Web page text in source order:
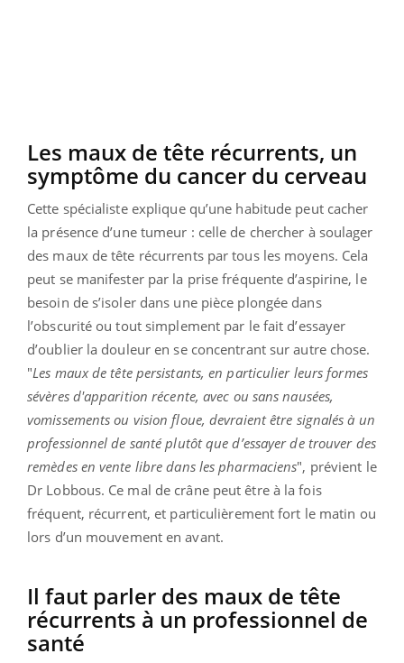
Les maux de tête récurrents, un
symptôme du cancer du cerveau
Cette spécialiste explique qu’une habitude peut cacher
la présence d’une tumeur : celle de chercher à soulager
des maux de tête récurrents par tous les moyens. Cela
peut se manifester par la prise fréquente d’aspirine, le
besoin de s’isoler dans une pièce plongée dans
l’obscurité ou tout simplement par le fait d’essayer
d’oublier la douleur en se concentrant sur autre chose.
"Les maux de tête persistants, en particulier leurs formes
sévères d'apparition récente, avec ou sans nausées,
vomissements ou vision floue, devraient être signalés à un
professionnel de santé plutôt que d’essayer de trouver des
remèdes en vente libre dans les pharmaciens", prévient le
Dr Lobbous. Ce mal de crâne peut être à la fois
fréquent, récurrent, et particulièrement fort le matin ou
lors d’un mouvement en avant.
Il faut parler des maux de tête
récurrents à un professionnel de
santé